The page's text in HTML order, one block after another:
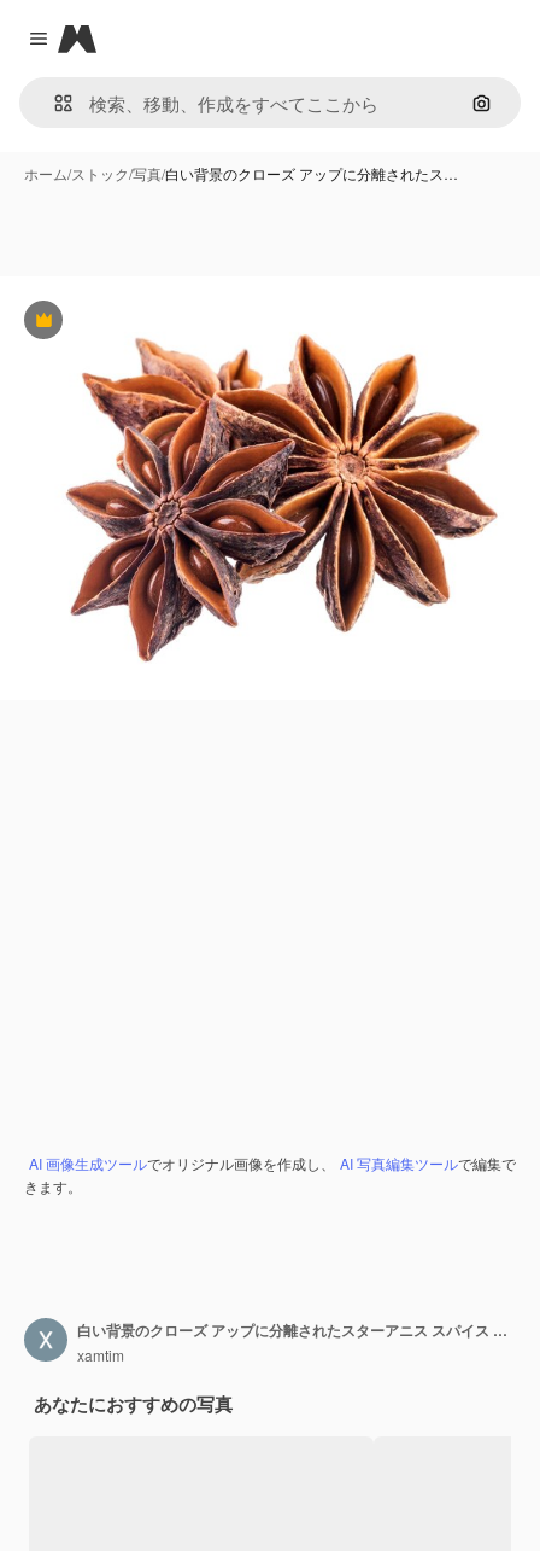
Close menu
Magnific
画像で
ホーム/ストック/写真/白い背景のクローズ アップに分離されたス…
Premium
AI 画像生成ツールでオリジナル画像を作成し、 AI 写真編集ツールで編集で
きます。
白い背景のクローズ アップに分離されたスターアニス スパイス フルーツ
xamtim
あなたにおすすめの写真